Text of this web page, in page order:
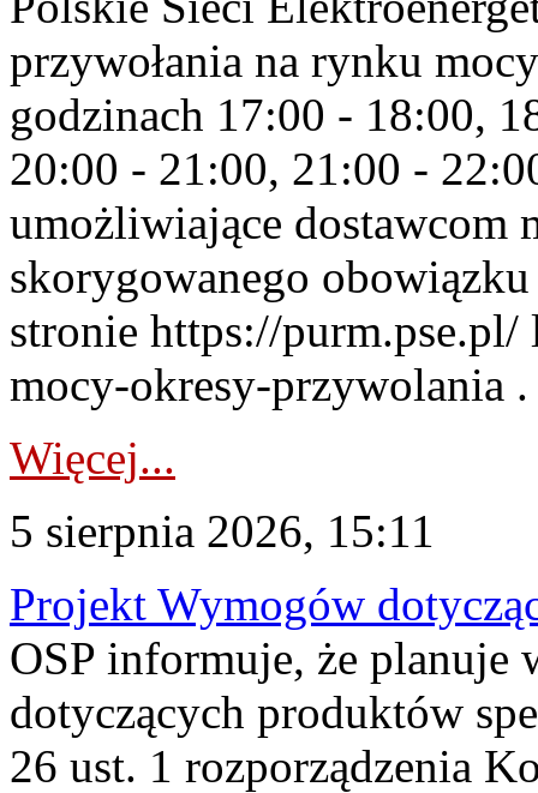
przywołania na rynku
godzinach 17:00 - 18:00,
20:00 - 21:00, 21:00 -
umożliwiające dostawcom
skorygowanego
stronie https://
mocy-okresy-przywolania
Więcej...
5 sierpnia 2026, 15:11
Projekt Wymogów
OSP informuje, że planuje
dotyczących produktów
26 ust. 1 rozporządzenia